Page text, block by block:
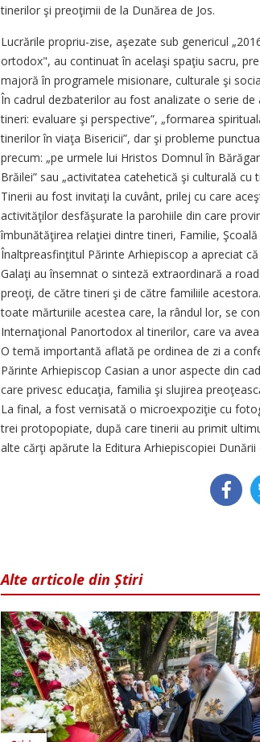
tinerilor şi preoţimii de la Dunărea de Jos.
Lucrările propriu-zise, aşezate sub genericul
ortodox", au continuat în acelaşi spaţiu sacru,
majoră în programele misionare, culturale şi
În cadrul dezbaterilor au fost analizate o serie
tineri: evaluare şi perspective”, „formarea
tinerilor în viaţa Bisericii”, dar şi probleme
precum: „pe urmele lui Hristos Domnul în
Brăilei” sau „activitatea catehetică şi culturală cu
Tinerii au fost invitaţi la cuvânt, prilej cu care
activităţilor desfăşurate la parohiile din care
îmbunătăţirea relaţiei dintre tineri, Familie, Şcoală
Înaltpreasfinţitul Părinte Arhiepiscop a apreciat
Galaţi au însemnat o sinteză extraordinară a
preoţi, de către tineri şi de către familiile
toate mărturiile acestea care, la rândul lor, se
Internaţional Panortodox al tinerilor, care va
O temă importantă aflată pe ordinea de zi a
Părinte Arhiepiscop Casian a unor aspecte din
care privesc educaţia, familia şi slujirea
La final, a fost vernisată o microexpoziţie cu
trei protopopiate, după care tinerii au primit
alte cărţi apărute la Editura Arhiepiscopiei Dunării
Alte articole din Știri